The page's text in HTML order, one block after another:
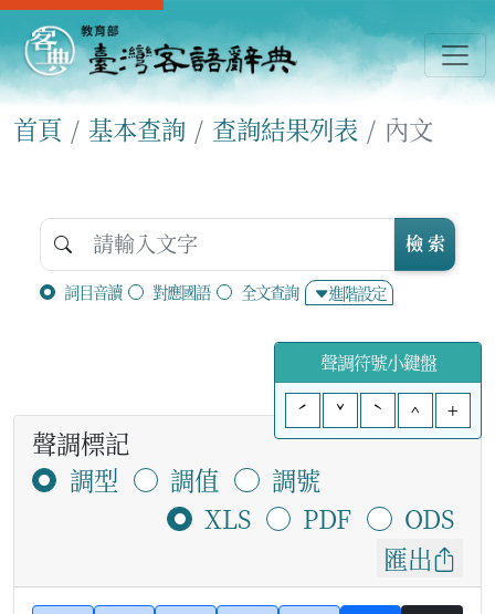
首頁 基本查詢 查詢結果列表 內文
詞目音讀 對應國語 全文查詢 進階設定
檢 索
聲調符號小鍵盤
ˊ
ˇ ˋ ^ +
聲調標記
調型
調值
調號
XLS
PDF
ODS
匯出